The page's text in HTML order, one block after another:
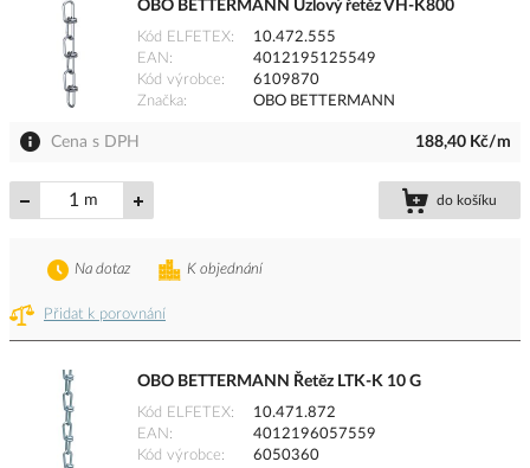
OBO BETTERMANN Uzlový řetěz VH-K800
Kód ELFETEX
10.472.555
EAN
4012195125549
Kód výrobce
6109870
Značka
OBO BETTERMANN
Cena s DPH 188,40 Kč/m
m do košíku
Přidat k porovnání
K objednání
Na dotaz
OBO BETTERMANN Řetěz LTK-K 10 G
Kód ELFETEX
10.471.872
EAN
4012196057559
Kód výrobce
6050360